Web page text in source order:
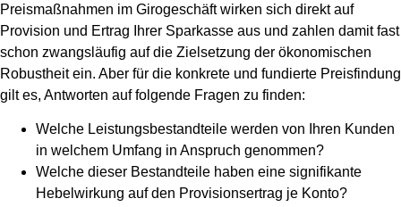
Preismaßnahmen im Girogeschäft wirken sich direkt auf
Provision und Ertrag Ihrer Sparkasse aus und zahlen damit fast
schon zwangsläufig auf die Zielsetzung der ökonomischen
Robustheit ein. Aber für die konkrete und fundierte Preisfindung
gilt es, Antworten auf folgende Fragen zu finden:
Welche Leistungsbestandteile werden von Ihren Kunden
in welchem Umfang in Anspruch genommen?
Welche dieser Bestandteile haben eine signifikante
Hebelwirkung auf den Provisionsertrag je Konto?